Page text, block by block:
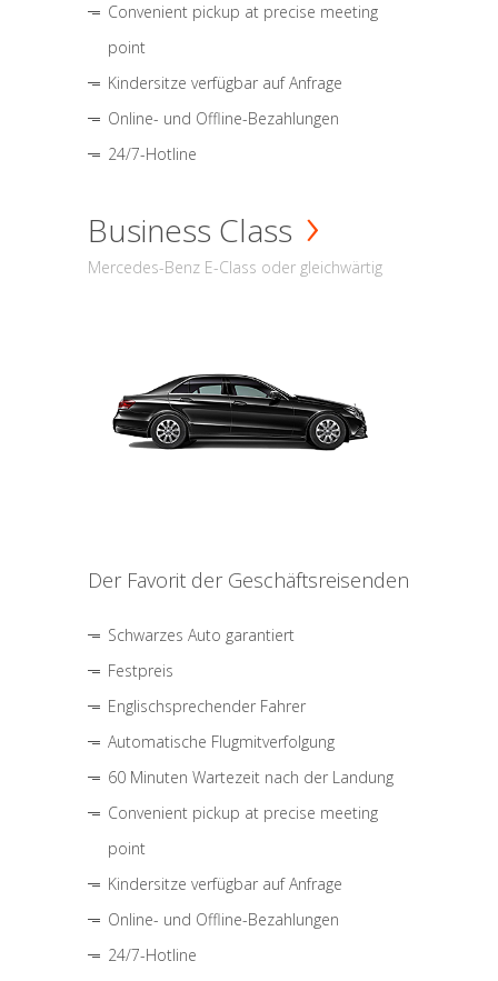
Convenient pickup at precise meeting
point
Kindersitze verfügbar auf Anfrage
Online- und Offline-Bezahlungen
24/7-Hotline
Business Class
Mercedes-Benz E-Class oder gleichwärtig
Der Favorit der Geschäftsreisenden
Schwarzes Auto garantiert
Festpreis
Englischsprechender Fahrer
Automatische Flugmitverfolgung
60 Minuten Wartezeit nach der Landung
Convenient pickup at precise meeting
point
Kindersitze verfügbar auf Anfrage
Online- und Offline-Bezahlungen
24/7-Hotline